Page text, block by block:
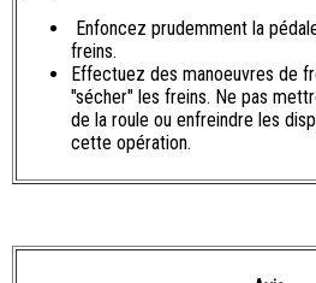
Enfoncez prudemment la
freins.
Effectuez des manoeuvres de
"sécher" les freins. Ne pas
de la roule ou enfreindre les
cette opération.